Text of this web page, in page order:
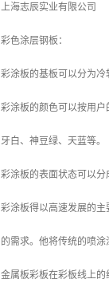
上海志辰实业有限公司
彩色涂层钢板：
彩涂板的基板可以分为
彩涂板的颜色可以按用
牙白、神豆绿、天蓝等
彩涂板的表面状态可以
彩涂板得以高速发展的
的需求。他将传统的喷
金属板彩板在彩板线上